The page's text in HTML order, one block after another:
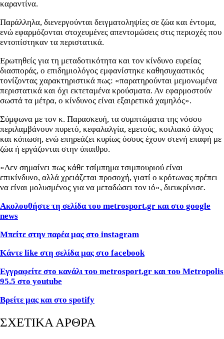
καραντίνα.
Παράλληλα, διενεργούνται δειγματοληψίες σε ζώα και έντομα,
ενώ εφαρμόζονται στοχευμένες απεντομώσεις στις περιοχές που
εντοπίστηκαν τα περιστατικά.
Ερωτηθείς για τη μεταδοτικότητα και τον κίνδυνο ευρείας
διασποράς, ο επιδημιολόγος εμφανίστηκε καθησυχαστικός
τονίζοντας χαρακτηριστικά πως: «παρατηρούνται μεμονωμένα
περιστατικά και όχι εκτεταμένα κρούσματα. Αν εφαρμοστούν
σωστά τα μέτρα, ο κίνδυνος είναι εξαιρετικά χαμηλός».
Σύμφωνα με τον κ. Παρασκευή, τα συμπτώματα της νόσου
περιλαμβάνουν πυρετό, κεφαλαλγία, εμετούς, κοιλιακό άλγος
και κόπωση, ενώ επηρεάζει κυρίως όσους έχουν στενή επαφή με
ζώα ή εργάζονται στην ύπαιθρο.
«Δεν σημαίνει πως κάθε τσίμπημα τσιμπουριού είναι
επικίνδυνο, αλλά χρειάζεται προσοχή, γιατί ο κρότωνας πρέπει
να είναι μολυσμένος για να μεταδώσει τον ιό», διευκρίνισε.
Ακολουθήστε τη σελίδα του metrosport.gr και στο google
news
Μπείτε στην παρέα μας στο instagram
Κάντε like στη σελίδα μας στο facebook
Εγγραφείτε στο κανάλι του metrosport.gr και του Metropolis
95.5 στο youtube
Βρείτε μας και στο spotify
ΣΧΕΤΙΚΑ ΑΡΘΡΑ